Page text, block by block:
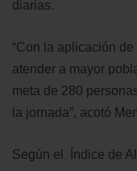
diarias.
“Con la aplicación
atender a mayor
meta de 280
la jornada”, acotó
Según el Índice de